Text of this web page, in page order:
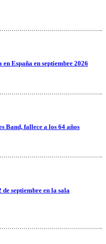
España en septiembre 2026
Band, fallece a los 64 años
septiembre en la sala